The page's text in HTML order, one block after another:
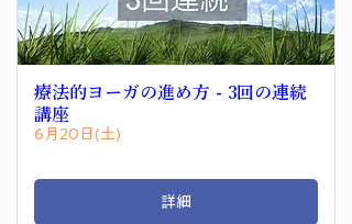
療法的ヨーガの進め方 - 3回の連続
講座
6月20日(土)
詳細